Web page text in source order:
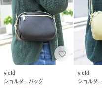
yield
ショルダーバッグ
yield
ショルダ